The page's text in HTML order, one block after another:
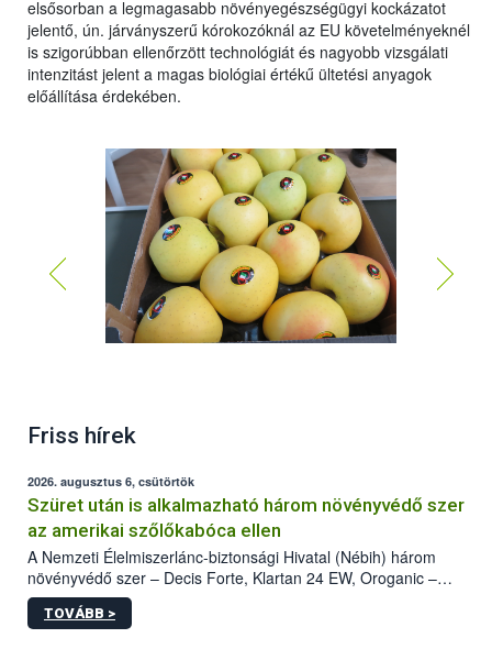
elsősorban a legmagasabb növényegészségügyi kockázatot
jelentő, ún. járványszerű kórokozóknál az EU követelményeknél
is szigorúbban ellenőrzött technológiát és nagyobb vizsgálati
intenzitást jelent a magas biológiai értékű ültetési anyagok
előállítása érdekében.
Friss hírek
2026. augusztus 6, csütörtök
Szüret után is alkalmazható három növényvédő szer
az amerikai szőlőkabóca ellen
A Nemzeti Élelmiszerlánc-biztonsági Hivatal (Nébih) három
növényvédő szer – Decis Forte, Klartan 24 EW, Oroganic –
engedélyokiratát módosította, így azok a szüretet követően,
egészen a vesszőérettség (BBCH 91) stádiumáig
TOVÁBB >